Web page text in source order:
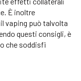
È inoltre
vaping può talvolta
questi consigli, è
che soddisfi